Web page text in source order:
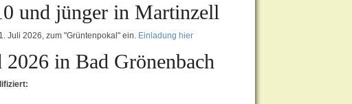
und jünger in Martinzell
Juli 2026, zum "Grüntenpokal" ein. Einladung hier
in Bad Grönenbach